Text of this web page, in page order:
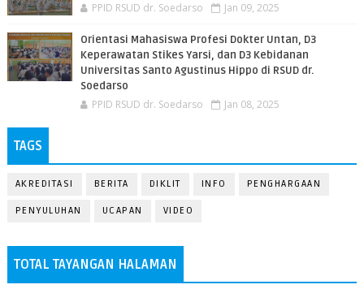
PPID RSUD dr. Soedarso Jan 09, 2025
Orientasi Mahasiswa Profesi Dokter Untan, D3
Keperawatan Stikes Yarsi, dan D3 Kebidanan
Universitas Santo Agustinus Hippo di RSUD dr.
Soedarso
PPID RSUD dr. Soedarso Jan 08, 2025
TAGS
AKREDITASI BERITA DIKLIT INFO PENGHARGAAN
PENYULUHAN UCAPAN VIDEO
TOTAL TAYANGAN HALAMAN